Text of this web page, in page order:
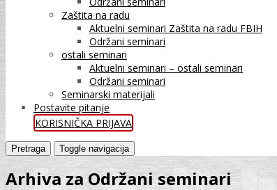
Zaštita na radu
Aktuelni seminari Zaštita na radu FBIH
Održani seminari
ostali seminari
Aktuelni seminari – ostali seminari
Održani seminari
Seminarski materijali
Postavite pitanje
KORISNIČKA PRIJAVA
Pretraga Toggle navigacija
Arhiva za Održani seminari